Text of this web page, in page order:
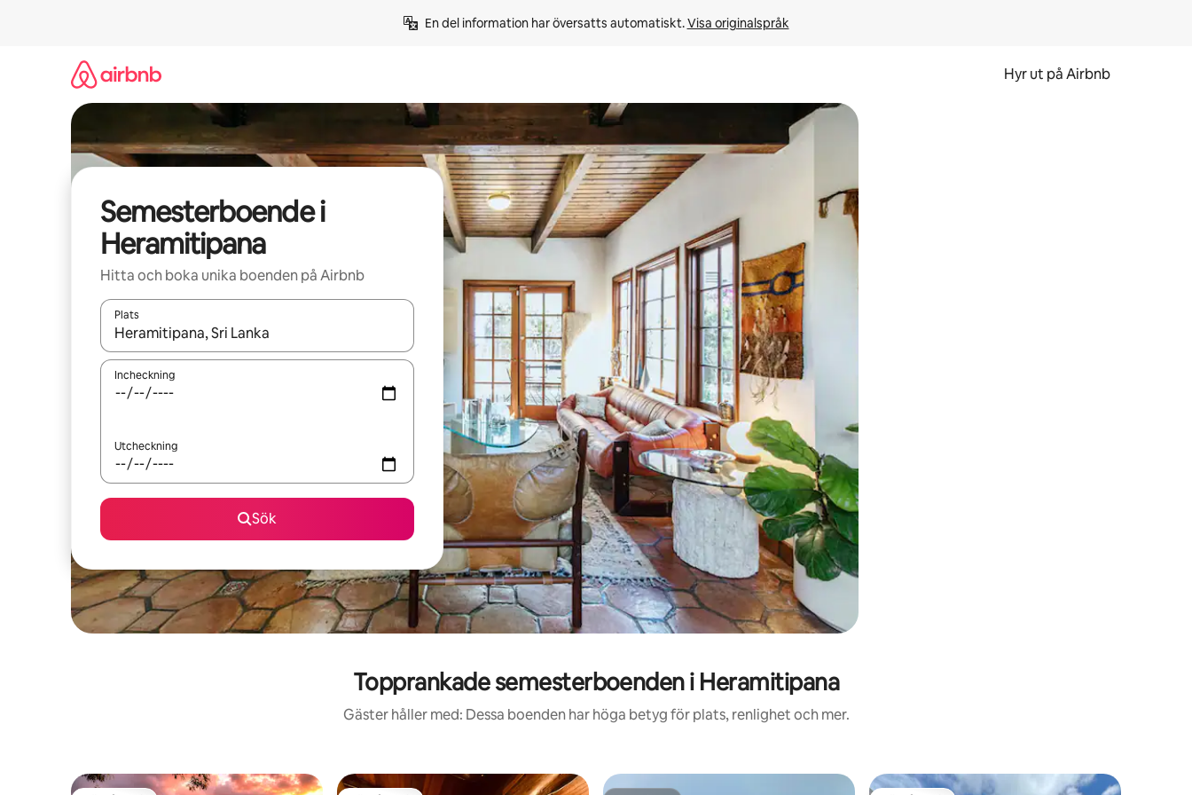
En del information har översatts automatiskt. Visa originalspråk
Hyr ut på Airbnb
Semesterboende i
Heramitipana
Hitta och boka unika boenden på Airbnb
Plats
När resultaten är tillgängliga kan du navigera med upp- och nedåtpilarna eller utforska genom att trycka eller svepa.
Incheckning
Utcheckning
Sök
Topprankade semesterboenden i Heramitipana
Gäster håller med: Dessa boenden har höga betyg för plats, renlighet och mer.